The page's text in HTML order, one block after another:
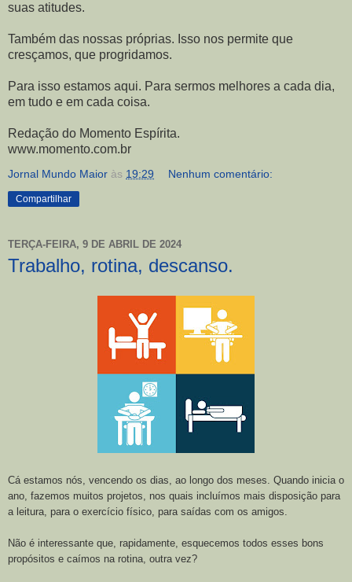
suas atitudes.
Também das nossas próprias. Isso nos permite que
cresçamos, que progridamos.
Para isso estamos aqui. Para sermos melhores a cada dia,
em tudo e em cada coisa.
Redação do Momento Espírita.
www.momento.com.br
Jornal Mundo Maior às 19:29 Nenhum comentário:
Compartilhar
TERÇA-FEIRA, 9 DE ABRIL DE 2024
Trabalho, rotina, descanso.
Cá estamos nós, vencendo os dias, ao longo dos meses. Quando inicia o
ano, fazemos muitos projetos, nos quais incluímos mais disposição para
a leitura, para o exercício físico, para saídas com os amigos.
Não é interessante que, rapidamente, esquecemos todos esses bons
propósitos e caímos na rotina, outra vez?